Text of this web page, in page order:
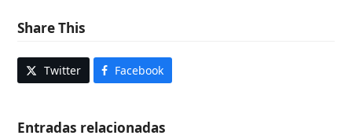
Share This
Twitter Facebook
Entradas relacionadas